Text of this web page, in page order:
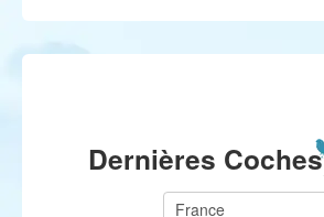
Dernières Coches